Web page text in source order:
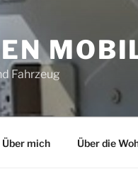
Fahrzeug
Über mich Über die